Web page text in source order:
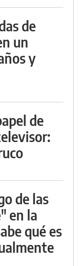
de
un
y
de
de las
en la
qué es